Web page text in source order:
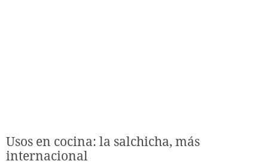
Usos en cocina: la salchicha, más
internacional